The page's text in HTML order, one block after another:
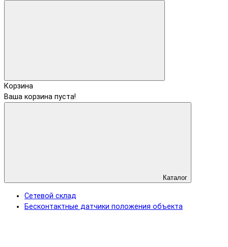
Корзина
Ваша корзина пуста!
Каталог
Сетевой склад
Бесконтактные датчики положения объекта